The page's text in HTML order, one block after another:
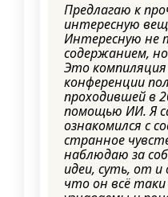
Предлагаю к
интересную
Интересную не
содержанием,
Это компиляция
конференции
проходившей в
помощью ИИ. Я
ознакомился с
странное
наблюдаю за
идеи, суть, от
что он всё таки